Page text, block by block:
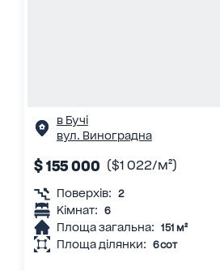
в Бучі
вул. Виноградна
$ 155 000 ($1 022/м²)
Поверхів: 2
Кімнат: 6
Площа загальна: 151 м²
Площа ділянки: 6 сот